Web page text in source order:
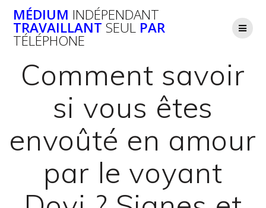
au
contenu
MÉDIUM INDÉPENDANT
TRAVAILLANT SEUL PAR
TÉLÉPHONE
Comment savoir
si vous êtes
envoûté en amour
par le voyant